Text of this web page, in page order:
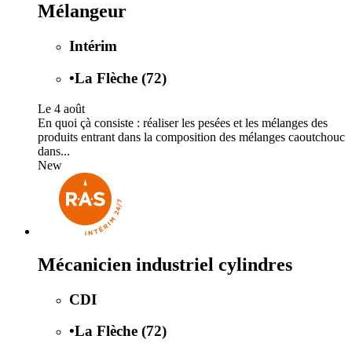
Mélangeur
Intérim
•La Flèche (72)
Le 4 août
En quoi çà consiste : réaliser les pesées et les mélanges des
produits entrant dans la composition des mélanges caoutchouc
dans...
New
Mécanicien industriel cylindres
CDI
•La Flèche (72)